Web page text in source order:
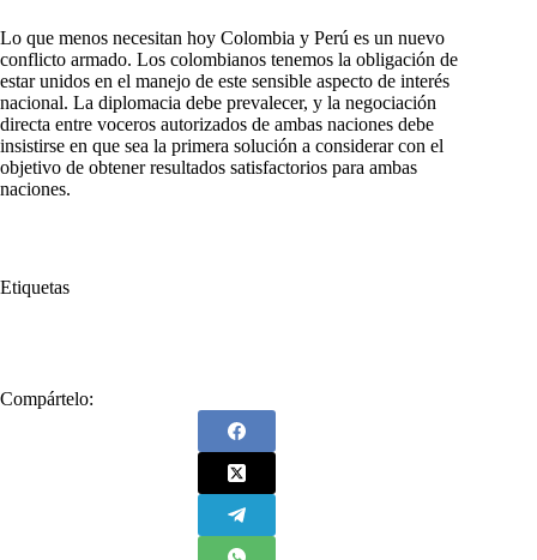
Lo que menos necesitan hoy Colombia y Perú es un nuevo
conflicto armado. Los colombianos tenemos la obligación de
estar unidos en el manejo de este sensible aspecto de interés
nacional. La diplomacia debe prevalecer, y la negociación
directa entre voceros autorizados de ambas naciones debe
insistirse en que sea la primera solución a considerar con el
objetivo de obtener resultados satisfactorios para ambas
naciones.
Etiquetas
Compártelo: